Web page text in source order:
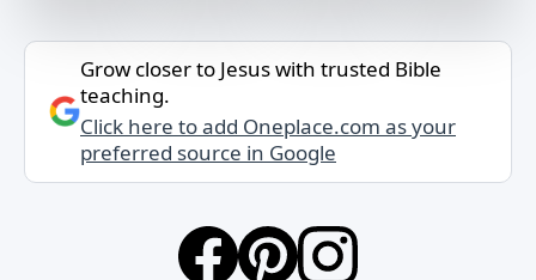
Grow closer to Jesus with trusted Bible
teaching.
Click here to add Oneplace.com as your
preferred source in Google